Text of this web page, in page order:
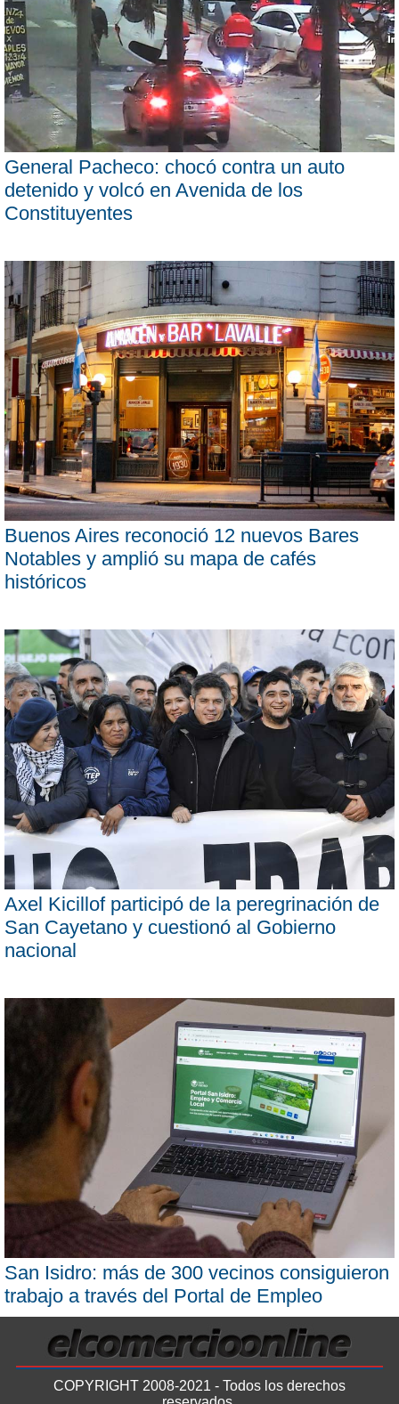
General Pacheco: chocó contra un auto
detenido y volcó en Avenida de los
Constituyentes
Buenos Aires reconoció 12 nuevos Bares
Notables y amplió su mapa de cafés
históricos
Axel Kicillof participó de la peregrinación de
San Cayetano y cuestionó al Gobierno
nacional
San Isidro: más de 300 vecinos consiguieron
trabajo a través del Portal de Empleo
COPYRIGHT 2008-2021 - Todos los derechos